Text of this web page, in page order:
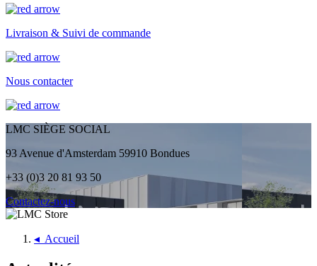
Livraison & Suivi de commande
Nous contacter
LMC SIÈGE SOCIAL
93 Avenue d'Amsterdam 59910 Bondues
+33 (0)3 20 81 93 50
Contactez-nous
◂ Accueil